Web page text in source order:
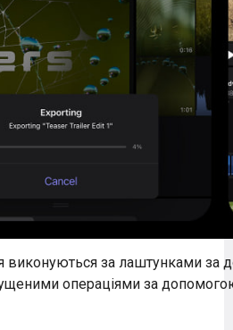
виконуються за лаштунками
операціями за